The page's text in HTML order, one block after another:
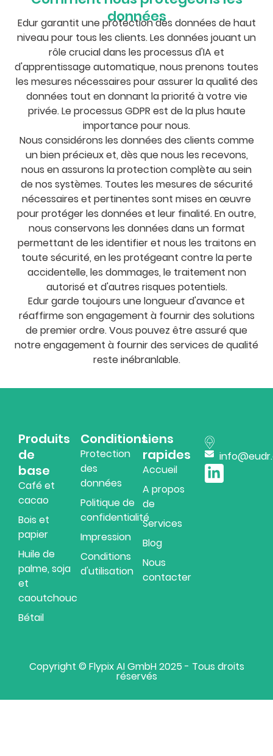
données
Edur garantit une protection des données de haut
niveau pour tous les clients. Les données jouant un
rôle crucial dans les processus d'IA et
d'apprentissage automatique, nous prenons toutes
les mesures nécessaires pour assurer la qualité des
données tout en donnant la priorité à votre vie
privée. Le processus GDPR est de la plus haute
importance pour nous.
Nous considérons les données des clients comme
un bien précieux et, dès que nous les recevons,
nous en assurons la protection complète au sein
de nos systèmes. Toutes les mesures de sécurité
nécessaires et pertinentes sont mises en œuvre
pour protéger les données et leur finalité. En outre,
nous conservons les données dans un format
permettant de les identifier et nous les traitons en
toute sécurité, en les protégeant contre la perte
accidentelle, les dommages, le traitement non
autorisé et d'autres risques potentiels.
Edur garde toujours une longueur d'avance et
réaffirme son engagement à fournir des solutions
de premier ordre. Vous pouvez être assuré que
notre engagement à fournir des services de qualité
reste inébranlable.
Produits
de
base
Café et
cacao
Bois et
papier
Huile de
palme, soja
et
caoutchouc
Bétail
Conditions
Protection
des
données
Politique de
confidentialité
Impression
Conditions
d'utilisation
Liens
rapides
Accueil
A propos
de
Services
Blog
Nous
contacter
Copyright © Flypix AI GmbH 2025 - Tous droits
réservés
Polish
Italian